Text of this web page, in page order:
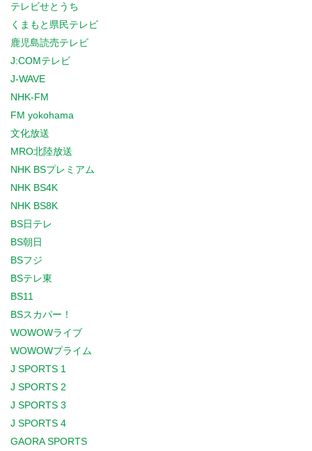
テレビせとうち
くまもと県民テレビ
鹿児島読売テレビ
J:COMテレビ
J-WAVE
NHK-FM
FM yokohama
文化放送
MRO北陸放送
NHK BSプレミアム
NHK BS4K
NHK BS8K
BS日テレ
BS朝日
BSフジ
BSテレ東
BS11
BSスカパー！
WOWOWライブ
WOWOWプライム
J SPORTS 1
J SPORTS 2
J SPORTS 3
J SPORTS 4
GAORA SPORTS